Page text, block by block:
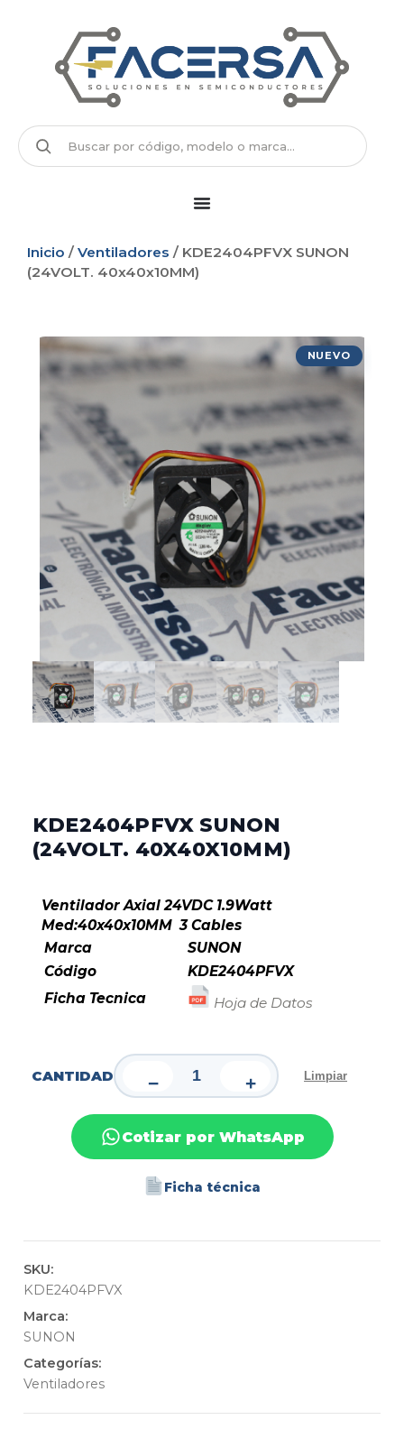
Inicio / Ventiladores / KDE2404PFVX SUNON
(24VOLT. 40x40x10MM)
KDE2404PFVX SUNON
(24VOLT. 40X40X10MM)
Ventilador Axial 24VDC 1.9Watt
Med:40x40x10MM 3 Cables
Marca
SUNON
Código
KDE2404PFVX
Ficha Tecnica
Hoja de Datos
CANTIDAD − + Limpiar
Cotizar por WhatsApp
Ficha técnica
SKU:
KDE2404PFVX
Marca:
SUNON
Categorías:
Ventiladores